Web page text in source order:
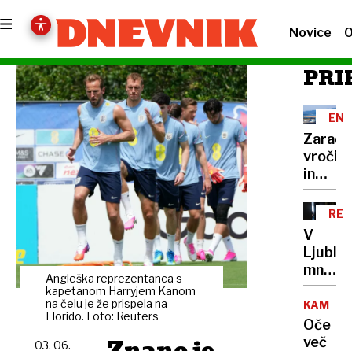
Novice
Angleška reprezentanca s
kapetanom Harryjem Kanom
na čelu je že prispela na
Florido. Foto: Reuters
03. 06.
Zaradi
in
suše
tudi
manj
od
kod
cenah
prihaja
V
na
za
družbo
KAMNIK
Oče
več